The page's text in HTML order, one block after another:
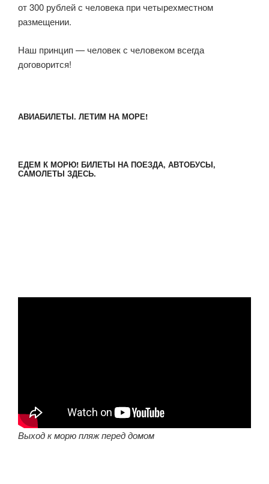
от 300 рублей с человека при четырехместном
размещении.
Наш принцип — человек с человеком всегда
договорится!
АВИАБИЛЕТЫ. ЛЕТИМ НА МОРЕ!
ЕДЕМ К МОРЮ! БИЛЕТЫ НА ПОЕЗДА, АВТОБУСЫ,
САМОЛЕТЫ ЗДЕСЬ.
Выход к морю пляж перед домом